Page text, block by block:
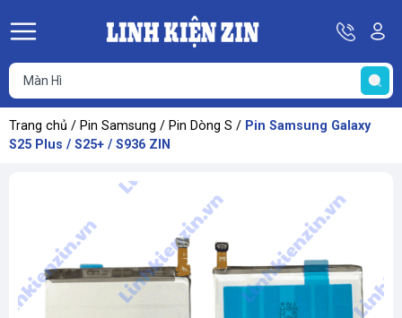
Hotline
08
69
67
68
69
Trang chủ / Pin Samsung / Pin Dòng S / Pin Samsung Galaxy
S25 Plus / S25+ / S936 ZIN